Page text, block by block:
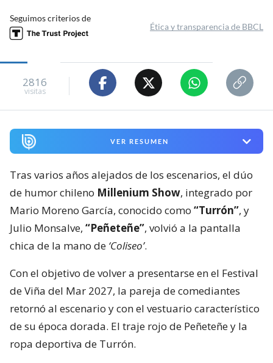
Seguimos criterios de
Ética y transparencia de BBCL
2816
visitas
VER RESUMEN
Tras varios años alejados de los escenarios, el dúo
de humor chileno Millenium Show, integrado por
Mario Moreno García, conocido como “Turrón”, y
Julio Monsalve, “Peñeteñe”, volvió a la pantalla
chica de la mano de ‘Coliseo’.
Con el objetivo de volver a presentarse en el Festival
de Viña del Mar 2027, la pareja de comediantes
retornó al escenario y con el vestuario característico
de su época dorada. El traje rojo de Peñeteñe y la
ropa deportiva de Turrón.